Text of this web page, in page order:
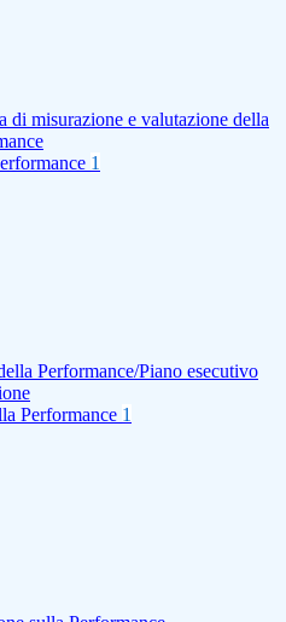
di misurazione e valutazione della
1
Performance/Piano esecutivo
Performance 1